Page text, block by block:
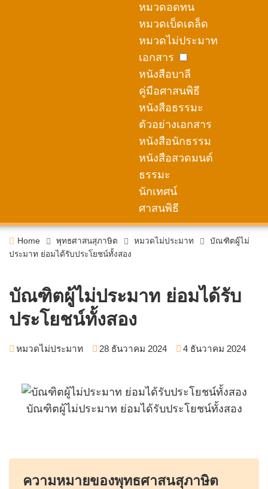
หมวดอดทน
หมวดเบ็ดเตล็ด
หมวดไม่ประมาท
เอกสาร
หนังสือบาลี
คู่มือศาสนพิธี
หนังสือธรรมะ
ตัวอย่างเอกสาร
หนังสือนักธรรม
หนังสือสวดมนต์
ธรรมะ
นักเทศน์
ศาสนพิธี
Home พุทธศาสนสุภาษิต หมวดไม่ประมาท
บัณฑิตผู้ไม่
ประมาท ย่อมได้รับประโยชน์ทั้งสอง
บัณฑิตผู้ไม่ประมาท ย่อมได้รับ
ประโยชน์ทั้งสอง
หมวดไม่ประมาท 28 ธันวาคม 2024 4 ธันวาคม 2024
บัณฑิตผู้ไม่ประมาท ย่อมได้รับประโยชน์ทั้งสอง
ความหมายของพุทธศาสนสุภาษิต